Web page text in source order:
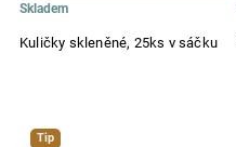
Kuličky skleněné, 25ks v sáčku
Skladem
Tip